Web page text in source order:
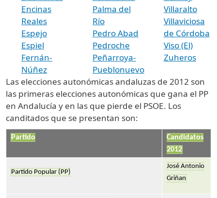
Encinas
Reales
Espejo
Espiel
Fernán-
Núñez
Palma del
Río
Pedro Abad
Pedroche
Peñarroya-
Pueblonuevo
Villaralto
Villaviciosa
de Córdoba
Viso (El)
Zuheros
Las elecciones autonómicas andaluzas de 2012 son
las primeras elecciones autonómicas que gana el PP
en Andalucía y en las que pierde el PSOE. Los
canditados que se presentan son:
Partido
Candidatos
2012
Partido Popular (PP)
José Antonio
Griñan